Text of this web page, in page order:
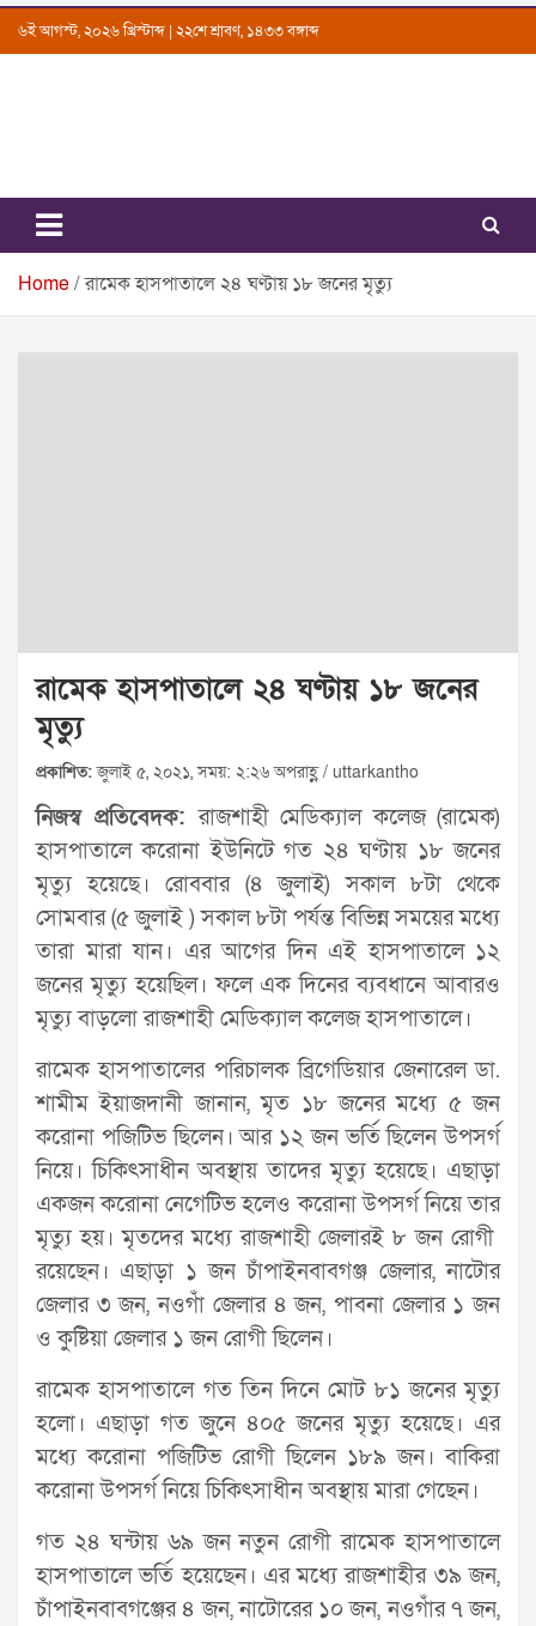
Skip৬ই আগস্ট, ২০২৬ খ্রিস্টাব্দ | ২২শে শ্রাবণ, ১৪৩৩ বঙ্গাব্দ
Uttarkantho
News Portal
Home রামেক হাসপাতালে ২৪ ঘণ্টায় ১৮ জনের মৃত্যু
রামেক হাসপাতালে ২৪ ঘণ্টায় ১৮ জনের
মৃত্যু
প্রকাশিত:জুলাই ৫, ২০২১, সময়: ২:২৬ অপরাহ্ণ / uttarkantho
নিজস্ব প্রতিবেদক:রাজশাহী মেডিক্যাল কলেজ (রামেক)
হাসপাতালে করোনা ইউনিটে গত ২৪ ঘণ্টায় ১৮ জনের
মৃত্যু হয়েছে। রোববার (৪ জুলাই) সকাল ৮টা থেকে
সোমবার (৫ জুলাই ) সকাল ৮টা পর্যন্ত বিভিন্ন সময়ের মধ্যে
তারা মারা যান। এর আগের দিন এই হাসপাতালে ১২
জনের মৃত্যু হয়েছিল। ফলে এক দিনের ব্যবধানে আবারও
মৃত্যু বাড়লো রাজশাহী মেডিক্যাল কলেজ হাসপাতালে।
রামেক হাসপাতালের পরিচালক ব্রিগেডিয়ার জেনারেল ডা.
শামীম ইয়াজদানী জানান, মৃত ১৮ জনের মধ্যে ৫ জন
করোনা পজিটিভ ছিলেন। আর ১২ জন ভর্তি ছিলেন উপসর্গ
নিয়ে। চিকিৎসাধীন অবস্থায় তাদের মৃত্যু হয়েছে। এছাড়া
একজন করোনা নেগেটিভ হলেও করোনা উপসর্গ নিয়ে তার
মৃত্যু হয়। মৃতদের মধ্যে রাজশাহী জেলারই ৮ জন রোগী
রয়েছেন। এছাড়া ১ জন চাঁপাইনবাবগঞ্জ জেলার, নাটোর
জেলার ৩ জন, নওগাঁ জেলার ৪ জন, পাবনা জেলার ১ জন
ও কুষ্টিয়া জেলার ১ জন রোগী ছিলেন।
রামেক হাসপাতালে গত তিন দিনে মোট ৮১ জনের মৃত্যু
হলো। এছাড়া গত জুনে ৪০৫ জনের মৃত্যু হয়েছে। এর
মধ্যে করোনা পজিটিভ রোগী ছিলেন ১৮৯ জন। বাকিরা
করোনা উপসর্গ নিয়ে চিকিৎসাধীন অবস্থায় মারা গেছেন।
গত ২৪ ঘন্টায় ৬৯ জন নতুন রোগী রামেক হাসপাতালে
হাসপাতালে ভর্তি হয়েছেন। এর মধ্যে রাজশাহীর ৩৯ জন,
চাঁপাইনবাবগঞ্জের ৪ জন, নাটোরের ১০ জন, নওগাঁর ৭ জন,